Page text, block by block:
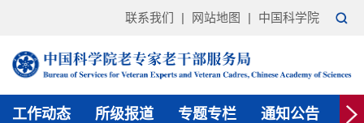
联系我们 | 网站地图 | 中国科学院
工作动态 所级报道 专题专栏 通知公告 老